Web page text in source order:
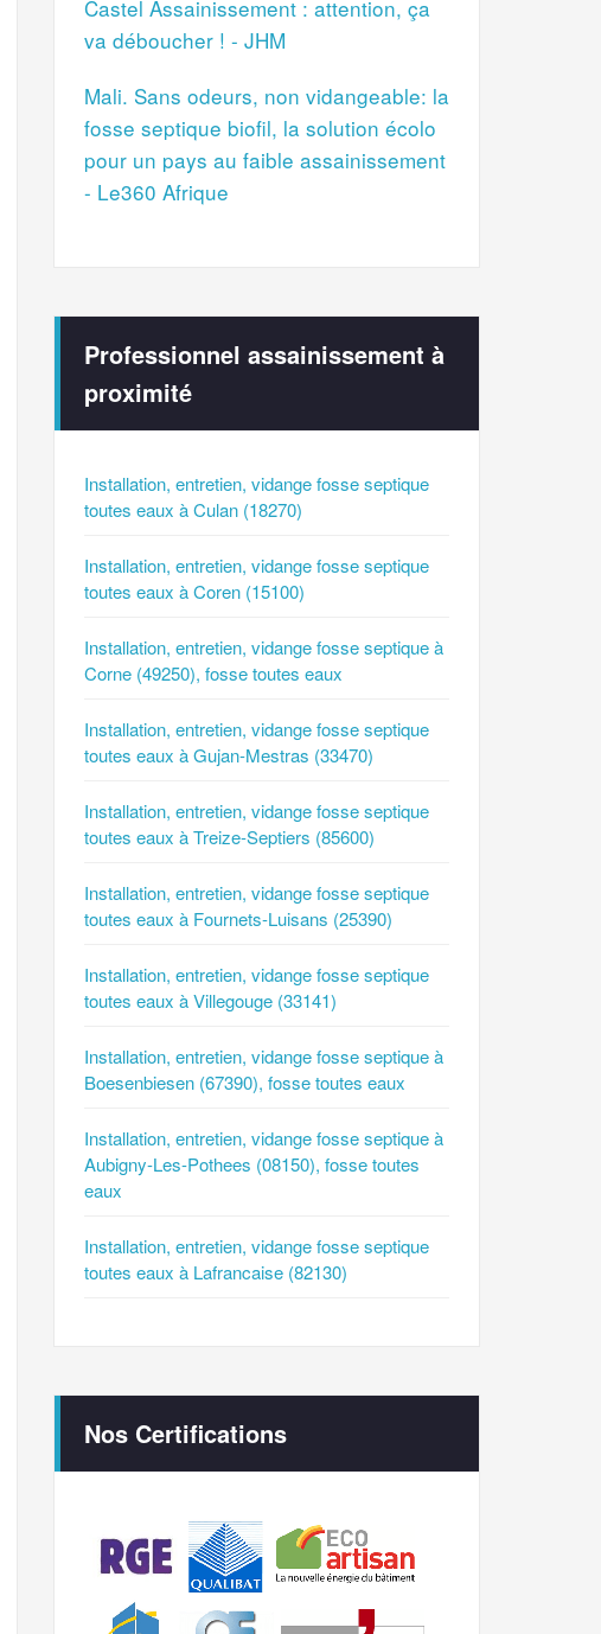
Castel Assainissement : attention, ça
va déboucher ! - JHM
Mali. Sans odeurs, non vidangeable: la
fosse septique biofil, la solution écolo
pour un pays au faible assainissement
- Le360 Afrique
Professionnel assainissement à
proximité
Installation, entretien, vidange fosse septique
toutes eaux à Culan (18270)
Installation, entretien, vidange fosse septique
toutes eaux à Coren (15100)
Installation, entretien, vidange fosse septique à
Corne (49250), fosse toutes eaux
Installation, entretien, vidange fosse septique
toutes eaux à Gujan-Mestras (33470)
Installation, entretien, vidange fosse septique
toutes eaux à Treize-Septiers (85600)
Installation, entretien, vidange fosse septique
toutes eaux à Fournets-Luisans (25390)
Installation, entretien, vidange fosse septique
toutes eaux à Villegouge (33141)
Installation, entretien, vidange fosse septique à
Boesenbiesen (67390), fosse toutes eaux
Installation, entretien, vidange fosse septique à
Aubigny-Les-Pothees (08150), fosse toutes
eaux
Installation, entretien, vidange fosse septique
toutes eaux à Lafrancaise (82130)
Nos Certifications